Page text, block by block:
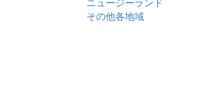
ニュージーランド
その他各地域